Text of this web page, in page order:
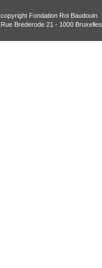
copyright Fondation Roi Baudouin
Rue Brederode 21 - 1000 Bruxelles